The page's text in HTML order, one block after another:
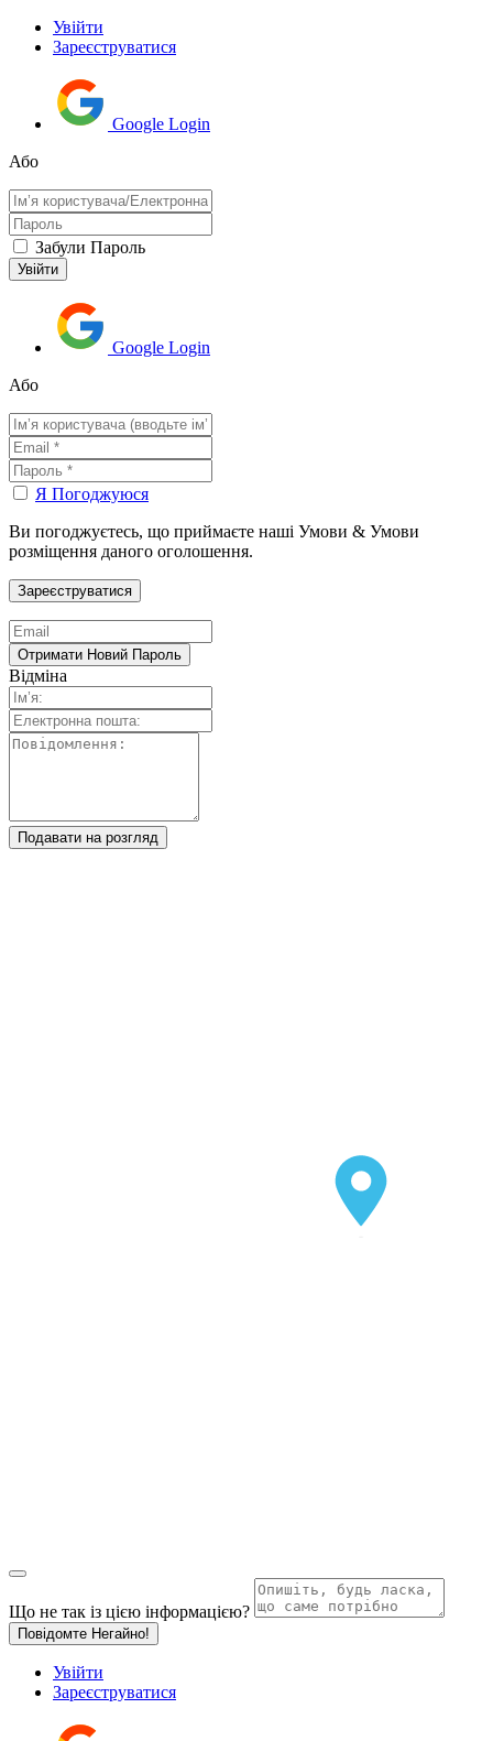
Увійти
Зареєструватися
Google Login
Або
Забули Пароль
Google Login
Або
Я Погоджуюся
Ви погоджуєтесь, що приймаєте наші Умови & Умови
розміщення даного оголошення.
Відміна
Що не так із цією інформацією?
Повідомте Негайно!
Увійти
Зареєструватися